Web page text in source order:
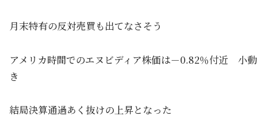
月末特有の反対売買も出てなさそう
アメリカ時間でのエヌビディア株価は－0.82％付近 小動
き
結局決算通過あく抜けの上昇となった